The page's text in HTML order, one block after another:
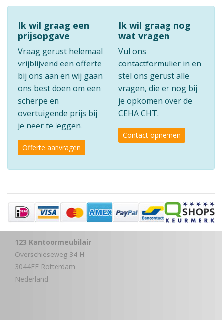
Ik wil graag een
prijsopgave
Vraag gerust helemaal
vrijblijvend een offerte
bij ons aan en wij gaan
ons best doen om een
scherpe en
overtuigende prijs bij
je neer te leggen.
Offerte aanvragen
Ik wil graag nog
wat vragen
Vul ons
contactformulier in en
stel ons gerust alle
vragen, die er nog bij
je opkomen over de
CEHA CHT.
Contact opnemen
123 Kantoormeubilair
Overschieseweg 34 H
3044EE Rotterdam
Nederland